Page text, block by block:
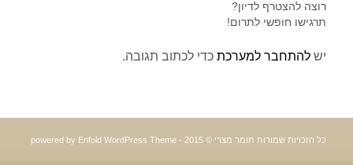
רוצה להצטרף לדיון?
תרגישו חופשי לתרום!
יש להתחבר למערכתכדי לכתוב תגובה.
כל הזכויות שמורות תומר מצרי © 2015 - powered by Enfold WordPress Theme